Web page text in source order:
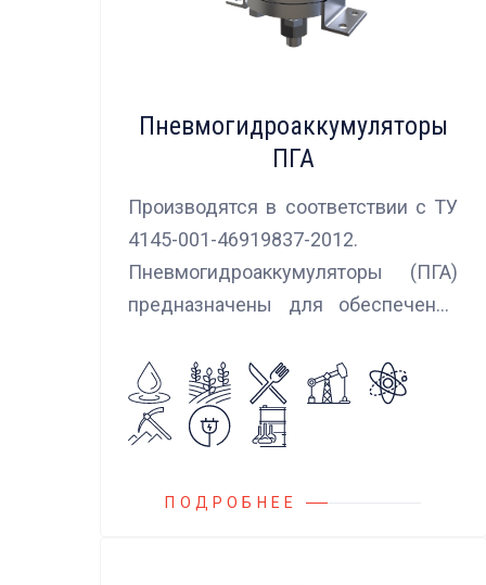
Пневмогидроаккумуляторы
ПГА
Производятся в соответствии с ТУ
4145-001-46919837-2012.
Пневмогидроаккумуляторы (ПГА)
предназначены для обеспечения
колебаний потока жидкости,
возникающих в гидравлических
системах.
ПОДРОБНЕЕ